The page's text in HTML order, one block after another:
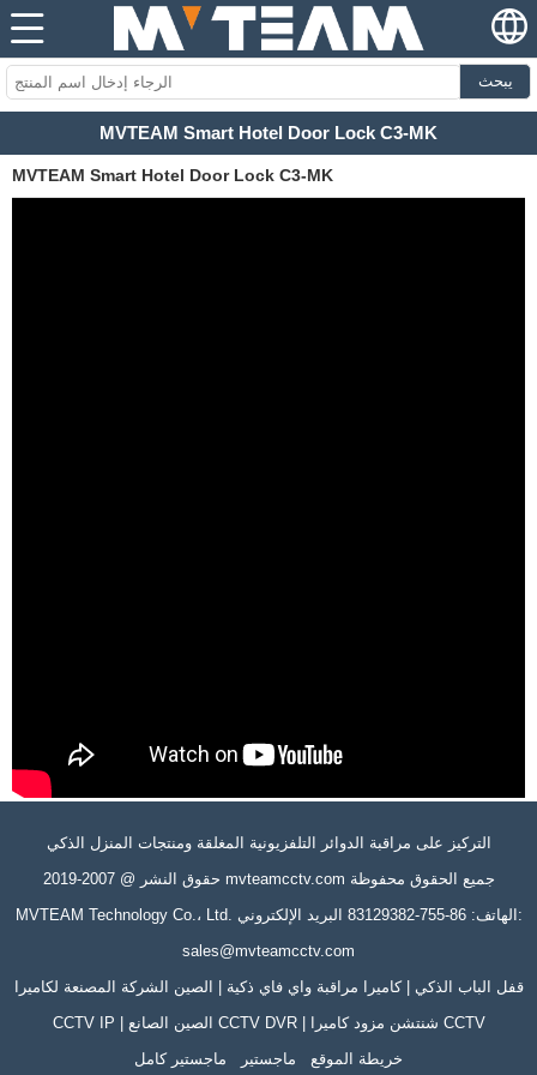
يبحث
MVTEAM Smart Hotel Door Lock C3-MK
MVTEAM Smart Hotel Door Lock C3-MK
التركيز على مراقبة الدوائر التلفزيونية المغلقة ومنتجات المنزل الذكي
حقوق النشر @ 2007-2019 mvteamcctv.com جميع الحقوق محفوظة
MVTEAM Technology Co.، Ltd. الهاتف: 86-755-83129382 البريد الإلكتروني:
sales@mvteamcctv.com
قفل الباب الذكي | كاميرا مراقبة واي فاي ذكية | الصين الشركة المصنعة لكاميرا
CCTV IP | الصين الصانع CCTV DVR | شنتشن مزود كاميرا CCTV
خريطة الموقع
ماجستير ماجستير كامل